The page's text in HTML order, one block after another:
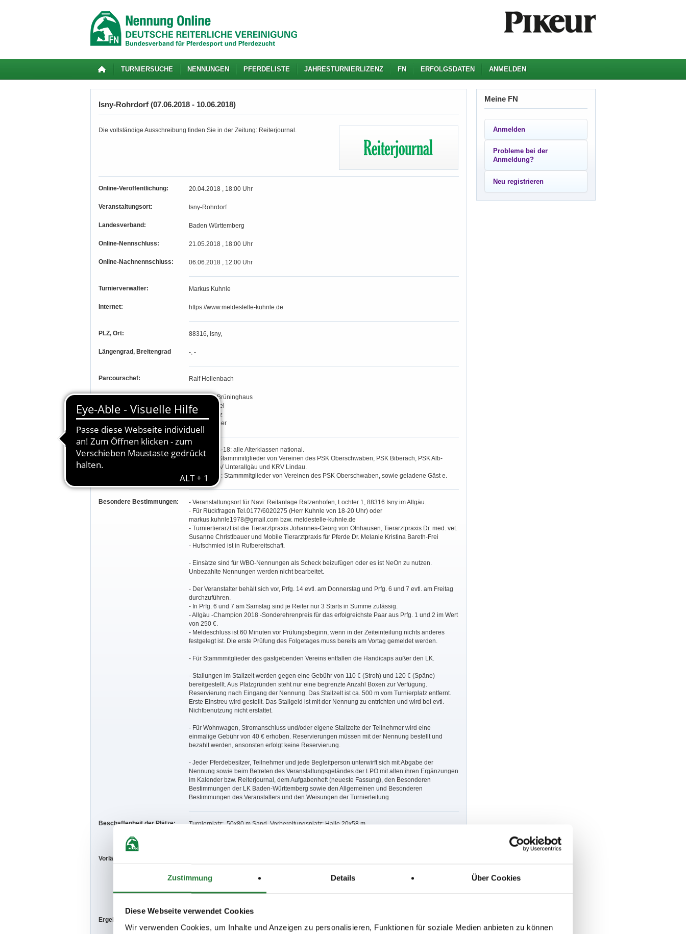
Zustimmung Details Über Cookies
Diese Webseite verwendet Cookies
Wir verwenden Cookies, um Inhalte und Anzeigen zu personalisieren, Funktionen für soziale Medien anbieten zu können
TURNIERSUCHE NENNUNGEN PFERDELISTE JAHRESTURNIERLIZENZ FN ERFOLGSDATEN ANMELDEN
Isny-Rohrdorf (07.06.2018 - 10.06.2018)
Die vollständige Ausschreibung finden Sie in der Zeitung: Reiterjournal.
Online-Veröffentlichung: 20.04.2018 , 18:00 Uhr
Veranstaltungsort: Isny-Rohrdorf
Landesverband: Baden Württemberg
Online-Nennschluss: 21.05.2018 , 18:00 Uhr
Online-Nachnennschluss: 06.06.2018 , 12:00 Uhr
Turnierverwalter: Markus Kuhnle
Internet: https://www.meldestelle-kuhnle.de
PLZ, Ort: 88316, Isny,
Längengrad, Breitengrad -, -
Parcourschef: Ralf Hollenbach
Richter:
Wolfgang Brüninghaus
Tanja Fimpel
Jürgen Kurz
Nicole Weber
Teilnahmeberechtigung:
Prfg. 1-7,14-18: alle Alterklassen national.
Prfg. 8-11: Stammmitglieder von Vereinen des PSK Oberschwaben, PSK Biberach, PSK Alb-
Donau, KRV Unterallgäu und KRV Lindau.
Prfg. 12+13: Stammmitglieder von Vereinen des PSK Oberschwaben, sowie geladene Gäst e.
Besondere Bestimmungen:
- Veranstaltungsort für Navi: Reitanlage Ratzenhofen, Lochter 1, 88316 Isny im Allgäu.
- Für Rückfragen Tel.0177/6020275 (Herr Kuhnle von 18-20 Uhr) oder
markus.kuhnle1978@gmail.com bzw. meldestelle-kuhnle.de
- Turniertierarzt ist die Tierarztpraxis Johannes-Georg von Olnhausen, Tierarztpraxis Dr. med. vet.
Susanne Christlbauer und Mobile Tierarztpraxis für Pferde Dr. Melanie Kristina Bareth-Frei
- Hufschmied ist in Rufbereitschaft.
- Einsätze sind für WBO-Nennungen als Scheck beizufügen oder es ist NeOn zu nutzen.
Unbezahlte Nennungen werden nicht bearbeitet.
- Der Veranstalter behält sich vor, Prfg. 14 evtl. am Donnerstag und Prfg. 6 und 7 evtl. am Freitag
durchzuführen.
- In Prfg. 6 und 7 am Samstag sind je Reiter nur 3 Starts in Summe zulässig.
- Allgäu -Champion 2018 -Sonderehrenpreis für das erfolgreichste Paar aus Prfg. 1 und 2 im Wert
von 250 €.
- Meldeschluss ist 60 Minuten vor Prüfungsbeginn, wenn in der Zeiteinteilung nichts anderes
festgelegt ist. Die erste Prüfung des Folgetages muss bereits am Vortag gemeldet werden.
- Für Stammmitglieder des gastgebenden Vereins entfallen die Handicaps außer den LK.
- Stallungen im Stallzelt werden gegen eine Gebühr von 110 € (Stroh) und 120 € (Späne)
bereitgestellt. Aus Platzgründen steht nur eine begrenzte Anzahl Boxen zur Verfügung.
Reservierung nach Eingang der Nennung. Das Stallzelt ist ca. 500 m vom Turnierplatz entfernt.
Erste Einstreu wird gestellt. Das Stallgeld ist mit der Nennung zu entrichten und wird bei evtl.
Nichtbenutzung nicht erstattet.
- Für Wohnwagen, Stromanschluss und/oder eigene Stallzelte der Teilnehmer wird eine
einmalige Gebühr von 40 € erhoben. Reservierungen müssen mit der Nennung bestellt und
bezahlt werden, ansonsten erfolgt keine Reservierung.
- Jeder Pferdebesitzer, Teilnehmer und jede Begleitperson unterwirft sich mit Abgabe der
Nennung sowie beim Betreten des Veranstaltungsgeländes der LPO mit allen ihren Ergänzungen
im Kalender bzw. Reiterjournal, dem Aufgabenheft (neueste Fassung), den Besonderen
Bestimmungen der LK Baden-Württemberg sowie den Allgemeinen und Besonderen
Bestimmungen des Veranstalters und den Weisungen der Turnierleitung.
Beschaffenheit der Plätze: Turnierplatz:. 50x80 m Sand, Vorbereitungsplatz: Halle 20x58 m.
Vorläufige Zeitenteilung:
Sa. vorm.: 6,7,8; nachm.: 2,13
Ergebnisse:
Meine FN
Anmelden
Probleme bei der
Anmeldung?
Neu registrieren